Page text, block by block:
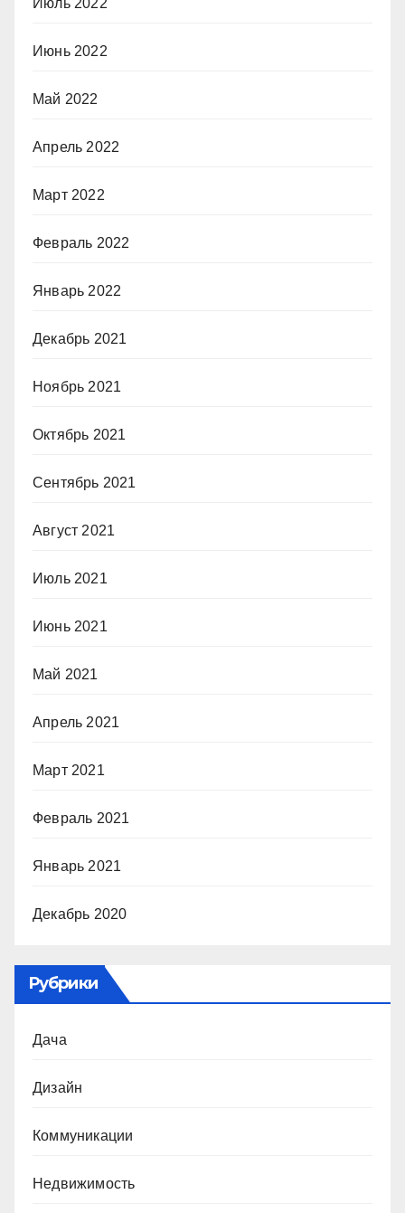
Июль 2022
Июнь 2022
Май 2022
Апрель 2022
Март 2022
Февраль 2022
Январь 2022
Декабрь 2021
Ноябрь 2021
Октябрь 2021
Сентябрь 2021
Август 2021
Июль 2021
Июнь 2021
Май 2021
Апрель 2021
Март 2021
Февраль 2021
Январь 2021
Декабрь 2020
Рубрики
Дача
Дизайн
Коммуникации
Недвижимость